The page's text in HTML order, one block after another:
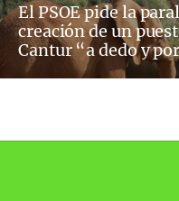
El PSOE pide la
creación de un
Cantur “a dedo y